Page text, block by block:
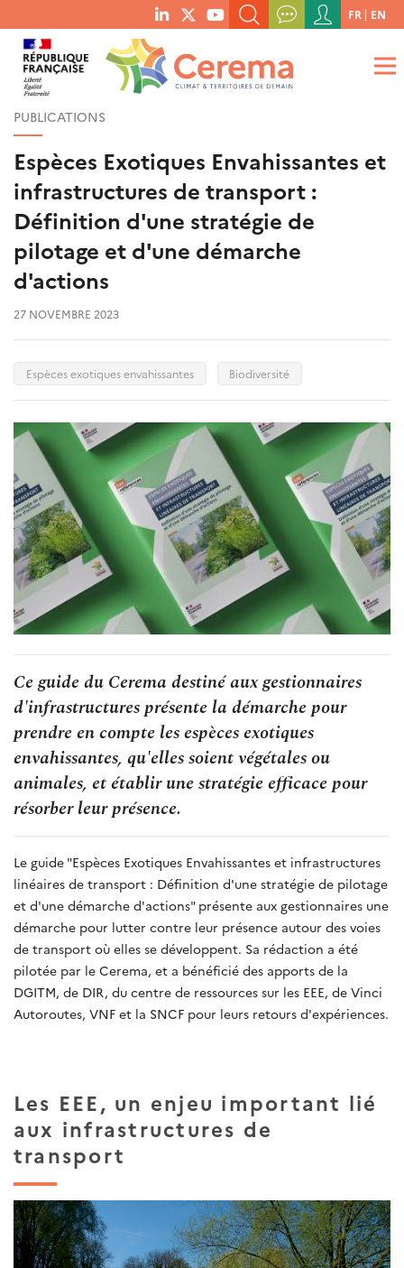
menu
social
links
RECHERCHER UN MOT-CLÉ, UNE PUBLICATION, ETC.
QUE RECHERCHEZ-VOUS ?
Menu
du
compte
de
FR EN
PUBLICATIONS
Espèces Exotiques Envahissantes et
infrastructures de transport :
Définition d'une stratégie de
pilotage et d'une démarche
d'actions
27 NOVEMBRE 2023
Espèces exotiques envahissantes Biodiversité
Ce guide du Cerema destiné aux gestionnaires
d'infrastructures présente la démarche pour
prendre en compte les espèces exotiques
envahissantes, qu'elles soient végétales ou
animales, et établir une stratégie efficace pour
résorber leur présence.
Le guide "Espèces Exotiques Envahissantes et infrastructures
linéaires de transport : Définition d'une stratégie de pilotage
et d'une démarche d'actions" présente aux gestionnaires une
démarche pour lutter contre leur présence autour des voies
de transport où elles se développent. Sa rédaction a été
pilotée par le Cerema, et a bénéficié des apports de la
DGITM, de DIR, du centre de ressources sur les EEE, de Vinci
Autoroutes, VNF et la SNCF pour leurs retours d'expériences.
Les EEE, un enjeu important lié
aux infrastructures de
transport